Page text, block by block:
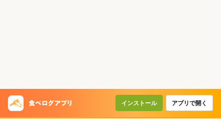
インストール アプリで開く